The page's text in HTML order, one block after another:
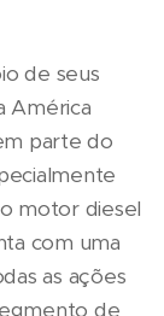
de seus
América
parte do
motor diesel
com uma
as ações
de